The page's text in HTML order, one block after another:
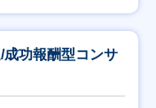
成功報酬型コンサ